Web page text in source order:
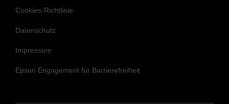
Cookies-Richtlinie
Datenschutz
Impressum
Epson Engagement für Barrierefreiheit